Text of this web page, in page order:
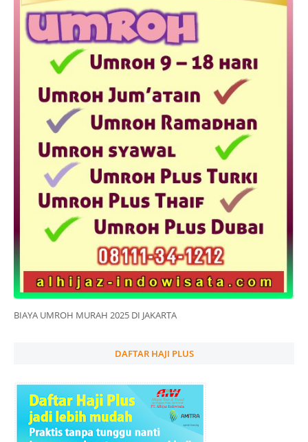
BIAYA UMROH MURAH 2025 DI JAKARTA
DAFTAR HAJI PLUS